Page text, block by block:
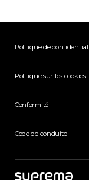
Politique de
Politique sur les cookies
Conformité
Code de conduite